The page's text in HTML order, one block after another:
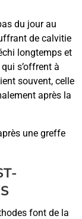
du jour au
de calvitie
longtemps et
s’offrent à
souvent, celle
après la
une greffe
font de la